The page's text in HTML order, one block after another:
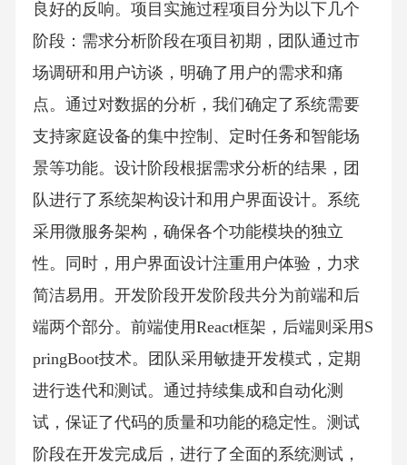
良好的反响。项目实施过程项目分为以下几个
阶段：需求分析阶段在项目初期，团队通过市
场调研和用户访谈，明确了用户的需求和痛
点。通过对数据的分析，我们确定了系统需要
支持家庭设备的集中控制、定时任务和智能场
景等功能。设计阶段根据需求分析的结果，团
队进行了系统架构设计和用户界面设计。系统
采用微服务架构，确保各个功能模块的独立
性。同时，用户界面设计注重用户体验，力求
简洁易用。开发阶段开发阶段共分为前端和后
端两个部分。前端使用React框架，后端则采用S
pringBoot技术。团队采用敏捷开发模式，定期
进行迭代和测试。通过持续集成和自动化测
试，保证了代码的质量和功能的稳定性。测试
阶段在开发完成后，进行了全面的系统测试，